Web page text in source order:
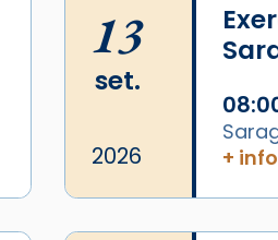
13
set.
2026
+ info